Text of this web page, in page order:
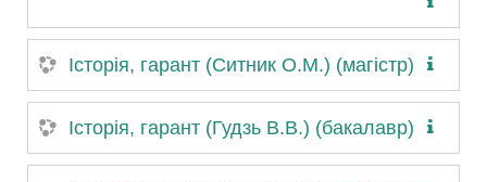
Історія, гарант (Ситник О.М.) (магістр)
Історія, гарант (Гудзь В.В.) (бакалавр)